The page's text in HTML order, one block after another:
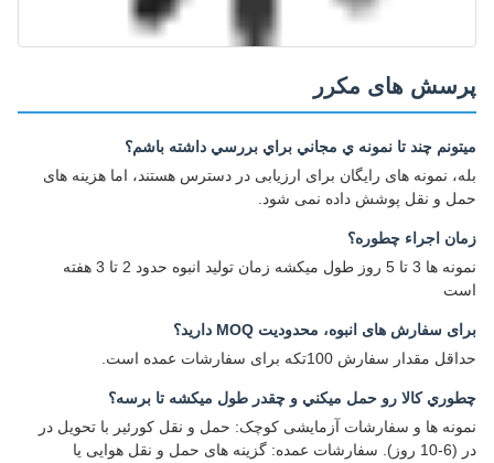
پرسش های مکرر
ميتونم چند تا نمونه ي مجاني براي بررسي داشته باشم؟
بله، نمونه های رایگان برای ارزیابی در دسترس هستند، اما هزینه های
حمل و نقل پوشش داده نمی شود.
زمان اجراء چطوره؟
نمونه ها 3 تا 5 روز طول ميکشه زمان توليد انبوه حدود 2 تا 3 هفته
است
برای سفارش های انبوه، محدودیت MOQ دارید؟
حداقل مقدار سفارش 100تکه برای سفارشات عمده است.
چطوري کالا رو حمل ميکني و چقدر طول ميکشه تا برسه؟
نمونه ها و سفارشات آزمایشی کوچک: حمل و نقل کورئیر با تحویل در
در (6-10 روز). سفارشات عمده: گزینه های حمل و نقل هوایی یا